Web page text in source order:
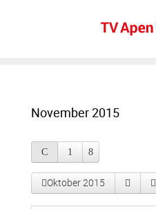
November 2015
Oktober 2015